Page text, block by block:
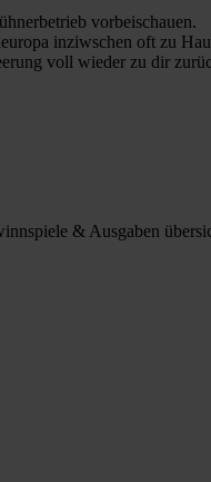
vorbeischauen.
inziwschen oft zu
voll wieder zu dir
& Ausgaben